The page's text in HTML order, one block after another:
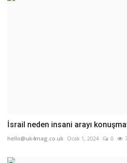
İsrail neden insani arayı
hello@uk4mag.co.uk Ocak 1, 2024 0